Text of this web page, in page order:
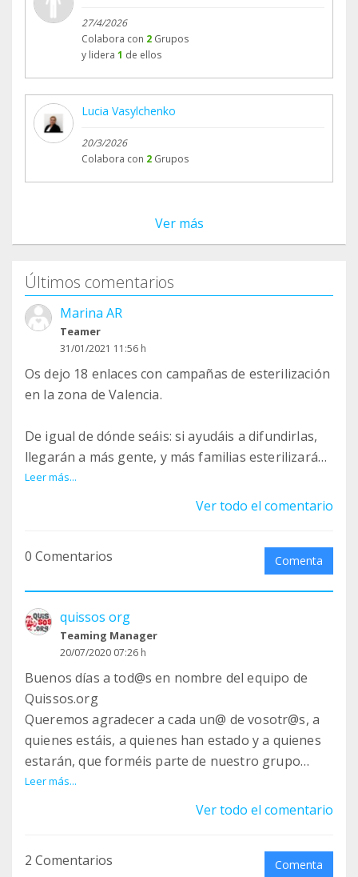
27/4/2026
Colabora con 2 Grupos
y lidera 1 de ellos
Lucia Vasylchenko
20/3/2026
Colabora con 2 Grupos
Ver más
Últimos comentarios
Marina AR
Teamer
31/01/2021 11:56 h
Os dejo 18 enlaces con campañas de esterilización
en la zona de Valencia.
De igual de dónde seáis: si ayudáis a difundirlas,
llegarán a más gente, y más familias esterilizarán
a sus peludos.
1
2
https://www.facebook.com/ClinicaVeterinariaAyor
3
https://www.facebook.com/veterinariosgodelleta/
posts/3202991776496366
4
https://www.facebook.com/groups/177705540592
3303/permalink/2513867748908728/
3303/permalink/2500126696949500/
Leer más...
Ver todo el comentario
0 Comentarios Comenta
quissos org
Teaming Manager
20/07/2020 07:26 h
Buenos días a tod@s en nombre del equipo de
Quissos.org
Queremos agradecer a cada un@ de vosotr@s, a
quienes estáis, a quienes han estado y a quienes
estarán, que forméis parte de nuestro grupo
teaming.
Puede parecer una tontería pero un euro de
Llevamos ya mucho tiempo, podríamos decir que
Leer más...
Ver todo el comentario
2 Comentarios Comenta